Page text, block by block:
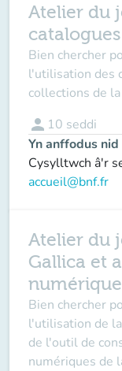
Atelier du
Bien chercher
l'utilisation des
collections de la
person 10 seddi
Yn anffodus
Cysylltwch â'r
accueil@bnf.fr
Atelier du
Gallica et
Bien chercher
l'utilisation de
de l'outil de
numériques de